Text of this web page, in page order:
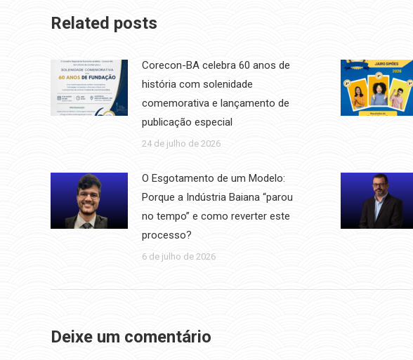
Related posts
Corecon-BA celebra 60 anos de
história com solenidade
comemorativa e lançamento de
publicação especial
24 de julho de 2026
O Esgotamento de um Modelo:
Porque a Indústria Baiana “parou
no tempo” e como reverter este
processo?
6 de julho de 2026
Deixe um comentário